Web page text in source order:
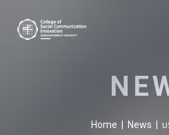
Home News